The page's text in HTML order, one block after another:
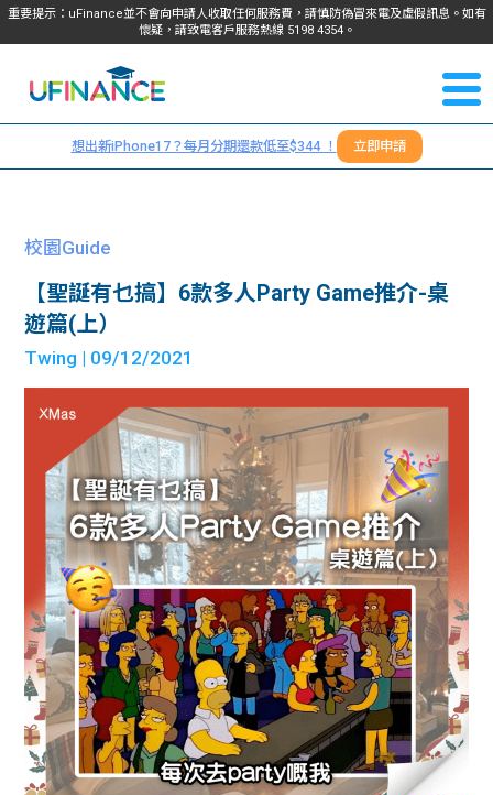
重要提示：uFinance並不會向申請人收取任何服務費，請慎防偽冒來電及虛假訊息。如有
懷疑，請致電客戶服務熱線 5198 4354。
我們
服務
貸款
貸款
計算
機
學生
故事
分享
大學
資訊
Blog
大專
生筍
工推
介
搵工
Gui
常見
問題
學生
福利
uFina
nce
校園
聯絡
我們
們
＋
想出新iPhone17？每月分期還款低至$344 ！ 立即申請
校園Guide
【聖誕有乜搞】6款多人Party Game推介-桌
遊篇(上）
Twing | 09/12/2021